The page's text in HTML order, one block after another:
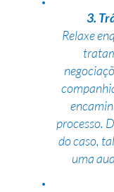
3.
Relaxe
processo.
do caso,
uma